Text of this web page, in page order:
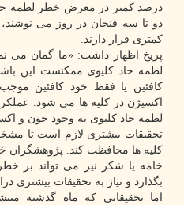
درصد کمتر در معرض خطر لطمه
کمتری قرار دارند.
پریخ اظهار داشت: «ما گمان می
لطمه حاد کلیوی ممکنست این
کافئین یا فقط خود کافئین
اکسیژن در کلیه ها می شود.
لطمه حاد کلیوی به وجود خون و
تحقیقات بیشتری لازم است تا
کلیه ها محافظت کند. پژوهشگران
خامه یا شکر نیز می تواند بر خطر
بگذارد و نیاز به تحقیقات بیشتری
اما تحقیقاتی که ماه گذشته